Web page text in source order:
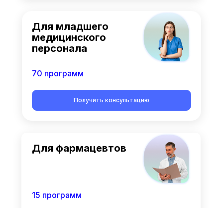
Для младшего
медицинского
персонала
70 программ
Получить консультацию
Для фармацевтов
15 программ